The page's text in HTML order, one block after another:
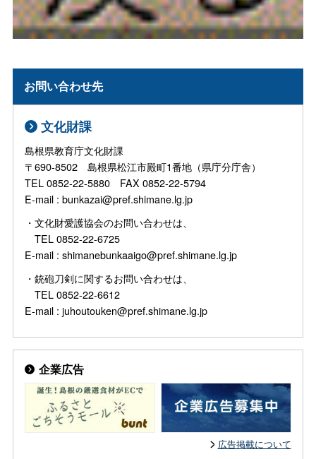
お問い合わせ先
文化財課
島根県教育庁文化財課
〒690-8502 島根県松江市殿町1番地（県庁分庁舎）
TEL 0852-22-5880 FAX 0852-22-5794
E-mail : bunkazai@pref.shimane.lg.jp
・文化財愛護協会のお問い合わせは、
TEL 0852-22-6725
E-mail : shimanebunkaaigo@pref.shimane.lg.jp
・銃砲刀剣に関するお問い合わせは、
TEL 0852-22-6612
E-mail : juhoutouken@pref.shimane.lg.jp
企業広告
広告掲載について